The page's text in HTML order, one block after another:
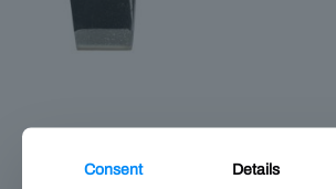
Cortadora de Remaches Mustad – corte y
Consent Details